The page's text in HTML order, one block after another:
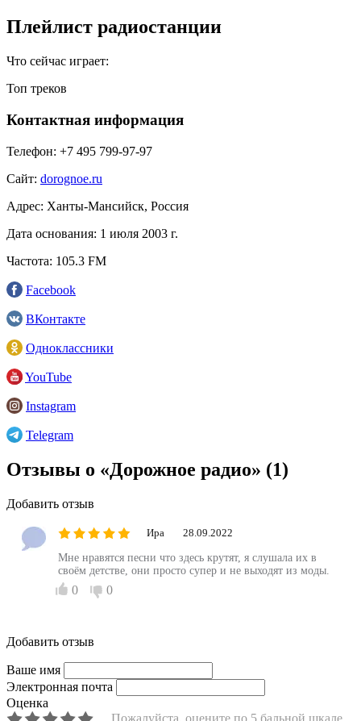
Плейлист радиостанции
Что сейчас играет:
Топ треков
Контактная информация
Телефон: +7 495 799‑97-97
Сайт: dorognoe.ru
Адрес: Ханты-Мансийск, Россия
Дата основания: 1 июля 2003 г.
Частота: 105.3 FM
Facebook
ВКонтакте
Одноклассники
YouTube
Instagram
Telegram
Отзывы о «Дорожное радио» (1)
Добавить отзыв
Ира 28.09.2022
Мне нравятся песни что здесь крутят, я слушала их в
своём детстве, они просто супер и не выходят из моды.
0 0
Добавить отзыв
Ваше имя
Электронная почта
Оценка
Пожалуйста, оцените по 5 бальной шкале